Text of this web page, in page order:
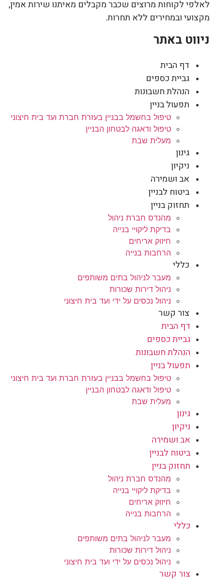
לאלפי לקוחות מרוצים שכבר מקבלים מאיתנו שירות אמין,
מקצועי ובמחירים ללא תחרות.
ניווט באתר
דף הבית
גביית כספים
הנהלת חשבונות
תפעול בניין
טיפול בחשמל בבניין בעזרת חברת ועד בית חיצוני
טיפול ודאגה לבטחון הבניין
מעלית שבת
גינון
ניקיון
אב ושמירה
ביטוח לבניין
תחזוק בניין
מהנדס חברת ניהול
בדיקת ליקויי בנייה
חיזוק אריחים
הרחבות בנייה
כללי
מעבר לניהול בתים משותפים
ניהול דירות שכורות
ניהול נכסים על ידי ועד בית חיצוני
צור קשר
דף הבית
גביית כספים
הנהלת חשבונות
תפעול בניין
טיפול בחשמל בבניין בעזרת חברת ועד בית חיצוני
טיפול ודאגה לבטחון הבניין
מעלית שבת
גינון
ניקיון
אב ושמירה
ביטוח לבניין
תחזוק בניין
מהנדס חברת ניהול
בדיקת ליקויי בנייה
חיזוק אריחים
הרחבות בנייה
כללי
מעבר לניהול בתים משותפים
ניהול דירות שכורות
ניהול נכסים על ידי ועד בית חיצוני
צור קשר